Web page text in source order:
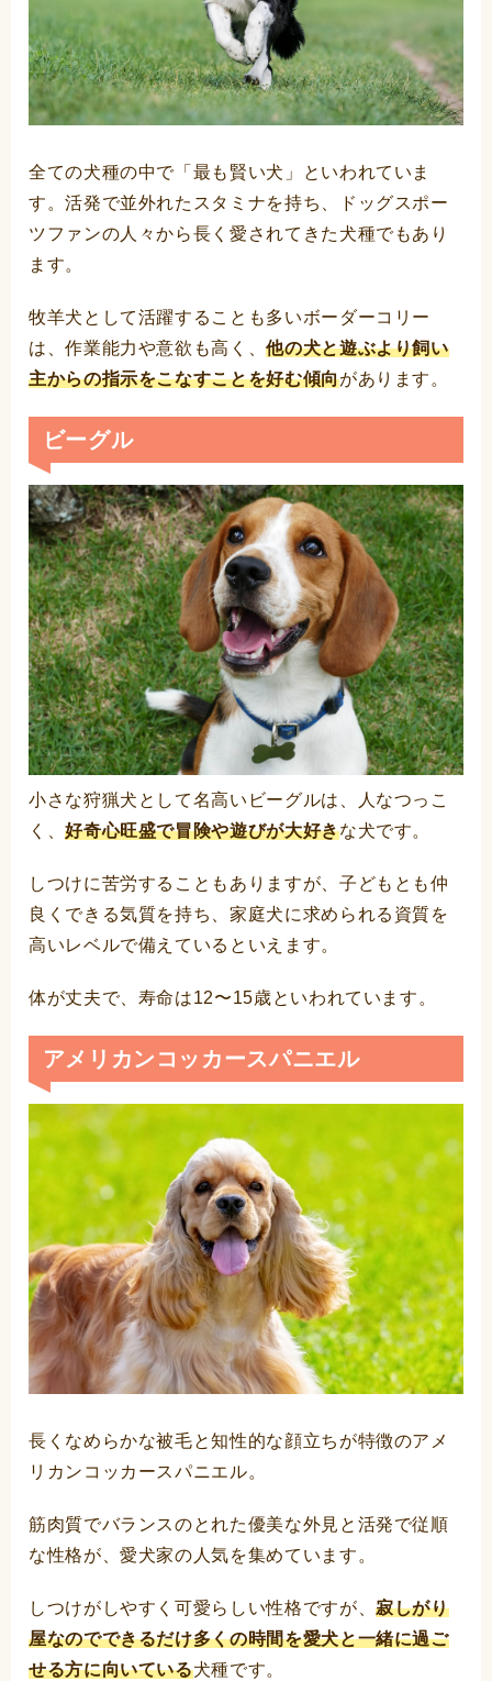
全ての犬種の中で「最も賢い犬」といわれていま
す。活発で並外れたスタミナを持ち、ドッグスポー
ツファンの人々から長く愛されてきた犬種でもあり
ます。
牧羊犬として活躍することも多いボーダーコリー
は、作業能力や意欲も高く、他の犬と遊ぶより飼い
主からの指示をこなすことを好む傾向があります。
ビーグル
小さな狩猟犬として名高いビーグルは、人なつっこ
く、好奇心旺盛で冒険や遊びが大好きな犬です。
しつけに苦労することもありますが、子どもとも仲
良くできる気質を持ち、家庭犬に求められる資質を
高いレベルで備えているといえます。
体が丈夫で、寿命は12〜15歳といわれています。
アメリカンコッカースパニエル
長くなめらかな被毛と知性的な顔立ちが特徴のアメ
リカンコッカースパニエル。
筋肉質でバランスのとれた優美な外見と活発で従順
な性格が、愛犬家の人気を集めています。
しつけがしやすく可愛らしい性格ですが、寂しがり
屋なのでできるだけ多くの時間を愛犬と一緒に過ご
せる方に向いている犬種です。